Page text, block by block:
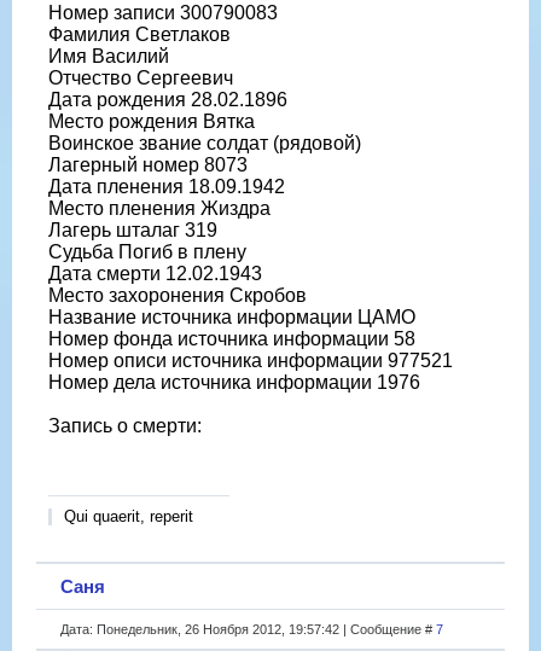
Номер записи 300790083
Фамилия Светлаков
Имя Василий
Отчество Сергеевич
Дата рождения 28.02.1896
Место рождения Вятка
Воинское звание солдат (рядовой)
Лагерный номер 8073
Дата пленения 18.09.1942
Место пленения Жиздра
Лагерь шталаг 319
Судьба Погиб в плену
Дата смерти 12.02.1943
Место захоронения Скробов
Название источника информации ЦАМО
Номер фонда источника информации 58
Номер описи источника информации 977521
Номер дела источника информации 1976
Запись о смерти:
Qui quaerit, reperit
Саня
Дата: Понедельник, 26 Ноября 2012, 19:57:42 | Сообщение # 7